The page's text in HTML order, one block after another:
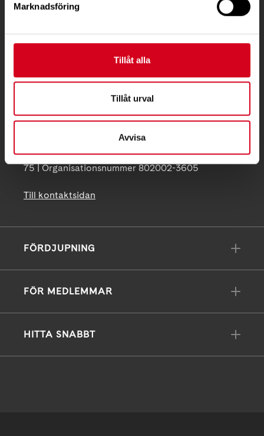
Marknadsföring
Tillåt alla
Tillåt urval
Avvisa
Besöksadress:
Telefon:08-677 70 10
Postadress:
PG 90 10 07-5 | BG 901-0075 | Swishgåva 90 100
75 | Organisationsnummer 802002-3605
Till kontaktsidan
FÖRDJUPNING
FÖR MEDLEMMAR
HITTA SNABBT